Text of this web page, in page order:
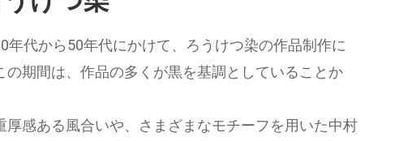
代から50年代にかけて、ろうけつ染の作品制作に
期間は、作品の多くが黒を基調としていることか
感ある風合いや、さまざまなモチーフを用いた中村